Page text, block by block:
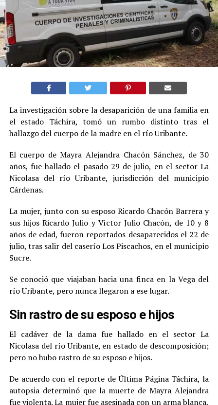
La investigación sobre la desaparición de una familia en
el estado Táchira, tomó un rumbo distinto tras el
hallazgo del cuerpo de la madre en el río Uribante.
El cuerpo de Mayra Alejandra Chacón Sánchez, de 30
años, fue hallado el pasado 29 de julio, en el sector La
Nicolasa del río Uribante, jurisdicción del municipio
Cárdenas.
La mujer, junto con su esposo Ricardo Chacón Barrera y
sus hijos Ricardo Julio y Víctor Julio Chacón, de 10 y 8
años de edad, fueron reportados desaparecidos el 22 de
julio, tras salir del caserío Los Piscachos, en el municipio
Sucre.
Se conoció que viajaban hacia una finca en la Vega del
río Uribante, pero nunca llegaron a ese lugar.
Sin rastro de su esposo e hijos
El cadáver de la dama fue hallado en el sector La
Nicolasa del río Uribante, en estado de descomposición;
pero no hubo rastro de su esposo e hijos.
De acuerdo con el reporte de Última Página Táchira, la
autopsia determinó que la muerte de Mayra Alejandra
fue violenta. La mujer fue asesinada con un arma blanca,